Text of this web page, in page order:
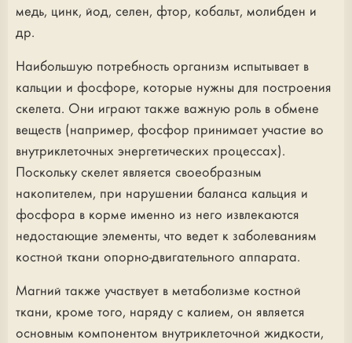
медь, цинк, йод, селен, фтор, кобальт, молибден и
др.
Наибольшую потребность организм испытывает в
кальции и фосфоре, которые нужны для построения
скелета. Они играют также важную роль в обмене
веществ (например, фосфор принимает участие во
внутриклеточных энергетических процессах).
Поскольку скелет является своеобразным
накопителем, при нарушении баланса кальция и
фосфора в корме именно из него извлекаются
недостающие элементы, что ведет к заболеваниям
костной ткани опорно-двигательного аппарата.
Магний также участвует в метаболизме костной
ткани, кроме того, наряду с калием, он является
основным компонентом внутриклеточной жидкости,